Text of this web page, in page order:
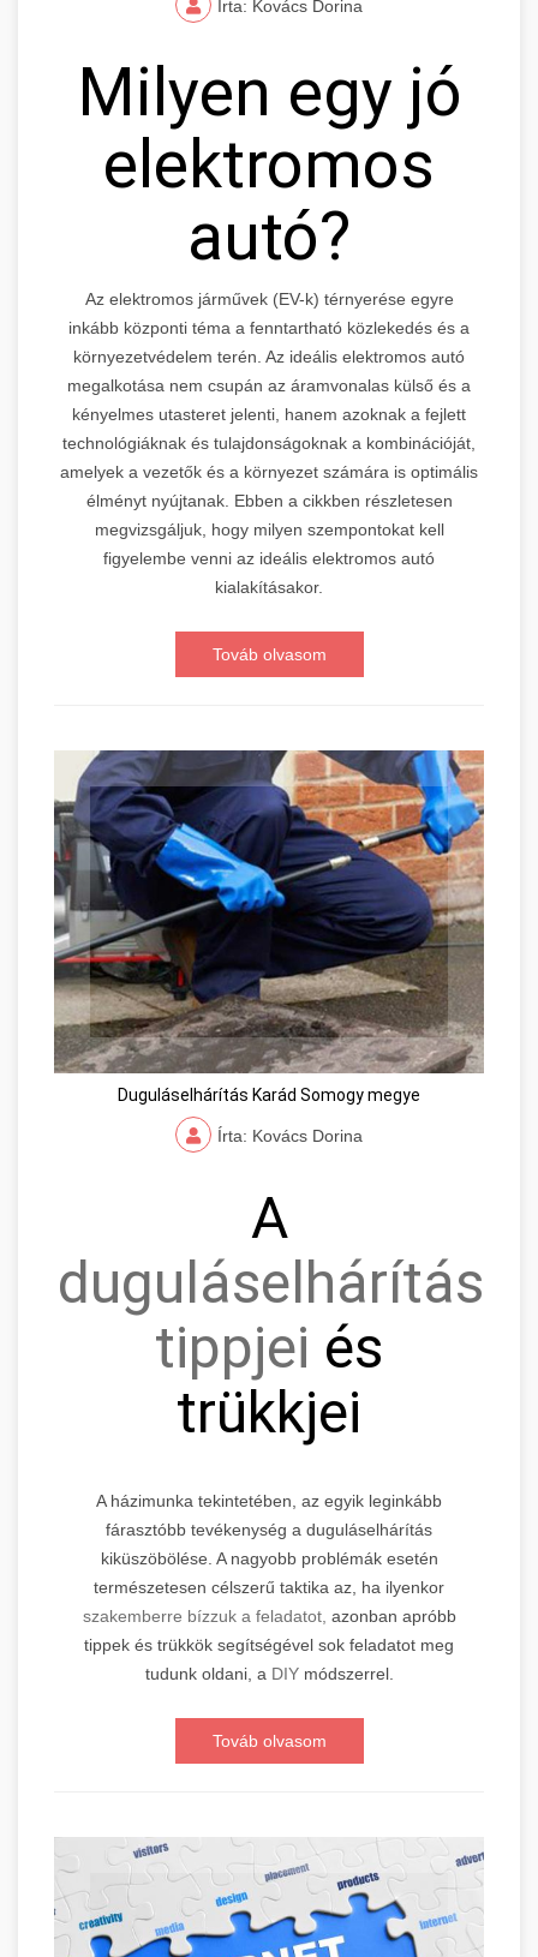
Írta: Kovács Dorina
Milyen egy jó
elektromos
autó?
Az elektromos járművek (EV-k) térnyerése egyre
inkább központi téma a fenntartható közlekedés és a
környezetvédelem terén. Az ideális elektromos autó
megalkotása nem csupán az áramvonalas külső és a
kényelmes utasteret jelenti, hanem azoknak a fejlett
technológiáknak és tulajdonságoknak a kombinációját,
amelyek a vezetők és a környezet számára is optimális
élményt nyújtanak. Ebben a cikkben részletesen
megvizsgáljuk, hogy milyen szempontokat kell
figyelembe venni az ideális elektromos autó
kialakításakor.
Továb olvasom
Duguláselhárítás Karád Somogy megye
Írta: Kovács Dorina
A
duguláselhárítás
tippjei és
trükkjei
A házimunka tekintetében, az egyik leginkább
fárasztóbb tevékenység a duguláselhárítás
kiküszöbölése. A nagyobb problémák esetén
természetesen célszerű taktika az, ha ilyenkor
szakemberre bízzuk a feladatot, azonban apróbb
tippek és trükkök segítségével sok feladatot meg
tudunk oldani, a DIYmódszerrel.
Továb olvasom